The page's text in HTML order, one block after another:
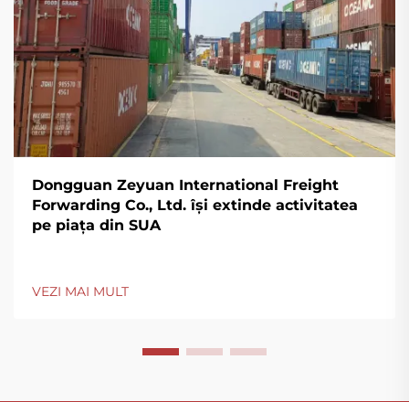
Dongguan Zeyuan International Freight
Forwarding Co., Ltd. își extinde activitatea
pe piața din SUA
VEZI MAI MULT